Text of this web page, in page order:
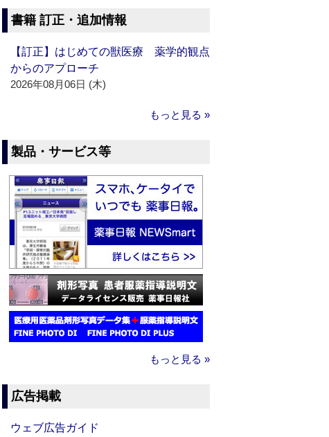
書籍 訂正・追加情報
【訂正】はじめての獣医療 薬学的観点
からのアプローチ
2026年08月06日 (木)
もっと見る »
製品・サービス等
もっと見る »
広告掲載
ウェブ広告ガイド